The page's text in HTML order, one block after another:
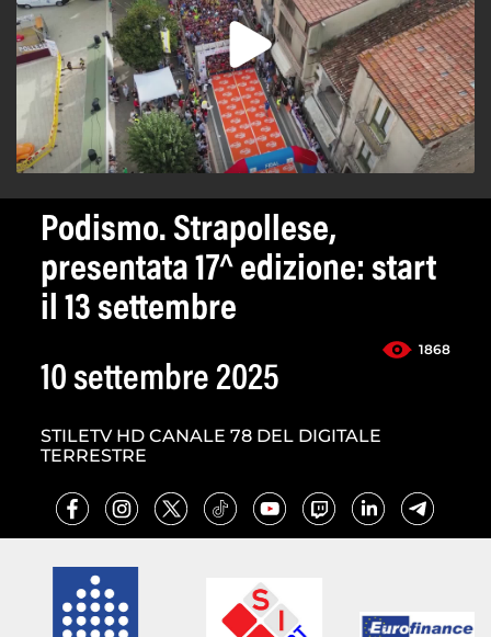
Podismo. Strapollese,
presentata 17^ edizione: start
il 13 settembre
1868
10 settembre 2025
STILETV HD CANALE 78 DEL DIGITALE
TERRESTRE